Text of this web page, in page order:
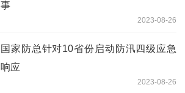
事
2023-08-26
国家防总针对10省份启动防汛四级应急
响应
2023-08-26